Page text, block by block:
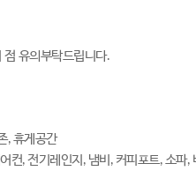
유의부탁드립니다.
, 휴게공간
, 전기레인지, 냄비, 커피포트, 소파,